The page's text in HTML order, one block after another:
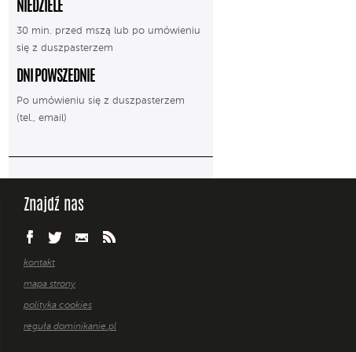
NIEDZIELE
30 min. przed mszą lub po umówieniu
się z duszpasterzem
DNI POWSZEDNIE
Po umówieniu się z duszpasterzem
(tel., email)
Znajdź nas
kontakt
mapa strony
polityka cookies
reguła dominikanie.pl